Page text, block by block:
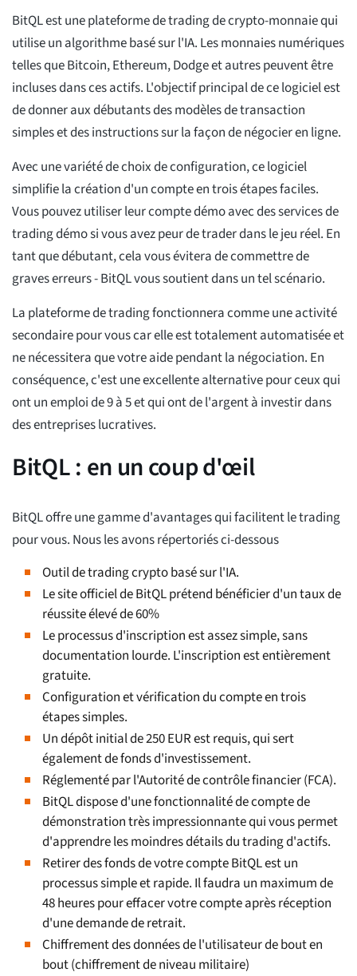
BitQL est une plateforme de trading de crypto-monnaie qui
utilise un algorithme basé sur l'IA. Les monnaies numériques
telles que Bitcoin, Ethereum, Dodge et autres peuvent être
incluses dans ces actifs. L'objectif principal de ce logiciel est
de donner aux débutants des modèles de transaction
simples et des instructions sur la façon de négocier en ligne.
Avec une variété de choix de configuration, ce logiciel
simplifie la création d'un compte en trois étapes faciles.
Vous pouvez utiliser leur compte démo avec des services de
trading démo si vous avez peur de trader dans le jeu réel. En
tant que débutant, cela vous évitera de commettre de
graves erreurs - BitQL vous soutient dans un tel scénario.
La plateforme de trading fonctionnera comme une activité
secondaire pour vous car elle est totalement automatisée et
ne nécessitera que votre aide pendant la négociation. En
conséquence, c'est une excellente alternative pour ceux qui
ont un emploi de 9 à 5 et qui ont de l'argent à investir dans
des entreprises lucratives.
BitQL : en un coup d'œil
BitQL offre une gamme d'avantages qui facilitent le trading
pour vous. Nous les avons répertoriés ci-dessous
Outil de trading crypto basé sur l'IA.
Le site officiel de BitQL prétend bénéficier d'un taux de
réussite élevé de 60%
Le processus d'inscription est assez simple, sans
documentation lourde. L'inscription est entièrement
gratuite.
Configuration et vérification du compte en trois
étapes simples.
Un dépôt initial de 250 EUR est requis, qui sert
également de fonds d'investissement.
Réglementé par l'Autorité de contrôle financier (FCA).
BitQL dispose d'une fonctionnalité de compte de
démonstration très impressionnante qui vous permet
d'apprendre les moindres détails du trading d'actifs.
Retirer des fonds de votre compte BitQL est un
processus simple et rapide. Il faudra un maximum de
48 heures pour effacer votre compte après réception
d'une demande de retrait.
Chiffrement des données de l'utilisateur de bout en
bout (chiffrement de niveau militaire)